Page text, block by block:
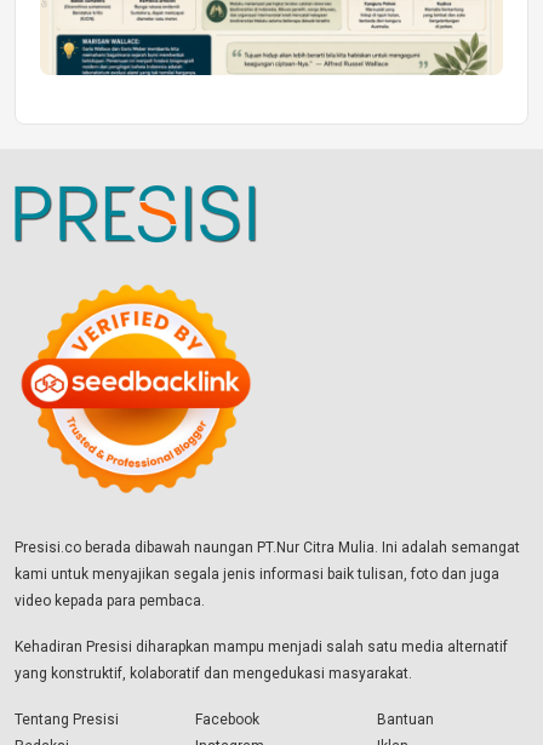
Presisi.co berada dibawah naungan PT.Nur Citra Mulia. Ini adalah semangat
kami untuk menyajikan segala jenis informasi baik tulisan, foto dan juga
video kepada para pembaca.
Kehadiran Presisi diharapkan mampu menjadi salah satu media alternatif
yang konstruktif, kolaboratif dan mengedukasi masyarakat.
Tentang Presisi
Facebook
Bantuan